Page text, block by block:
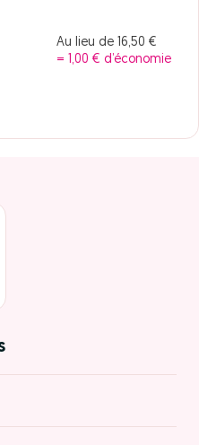
Au lieu de 16,50 €
= 1,00 € d’économie